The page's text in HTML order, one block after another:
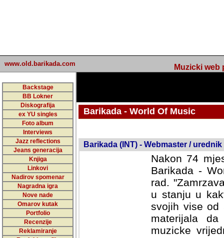
www.old.barikada.com Muzicki web
Backstage
BB Lokner
Diskografija
ex YU singles
Foto album
Interviews
Jazz reflections
Jeans generacija
Knjiga
Linkovi
Nadirov spomenar
Nagradna igra
Nove nade
Omarov kutak
Portfolio
Recenzije
Reklamiranje
Barikada - World Of Music
Barikada (INT) - Webmaster / urednik
Nakon 74
Barikada -
rad.
u stanju u
svojih vise od
materijala
muzicke